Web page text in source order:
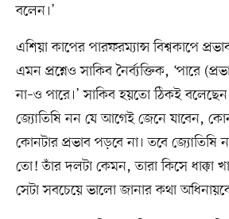
বলেন।’
এশিয়া কাপের পারফরম্যান্স বিশ্বকাপে
এমন প্রশ্নেও সাকিব নৈর্ব্যক্তিক, ‘পারে
না–ও পারে।’ সাকিব হয়তো ঠিকই
জ্যোতিষি নন যে আগেই জেনে যাবেন,
কোনটার প্রভাব পড়বে না। তবে জ্যোতিষি
তো! তাঁর দলটা কেমন, তারা কিসে ধাক্কা
সেটা সবচেয়ে ভালো জানার কথা